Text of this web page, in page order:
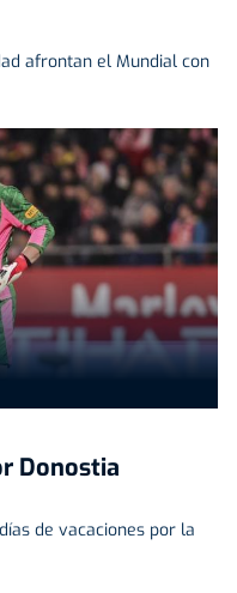
afrontan el Mundial con
Donostia
de vacaciones por la